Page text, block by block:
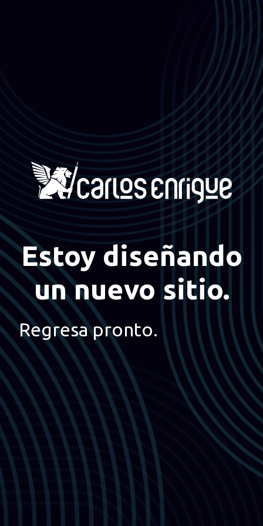
Estoy diseñando
un nuevo sitio.
Regresa pronto.